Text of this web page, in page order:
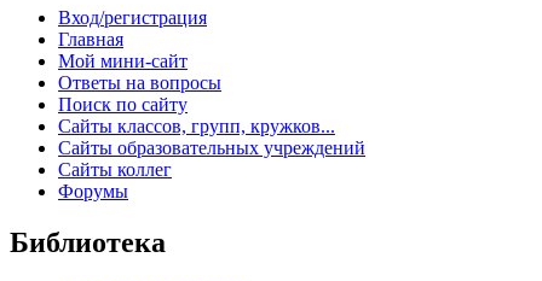
Вход/регистрация
Главная
Мой мини-сайт
Ответы на вопросы
Поиск по сайту
Сайты классов, групп, кружков...
Сайты образовательных учреждений
Сайты коллег
Форумы
Библиотека